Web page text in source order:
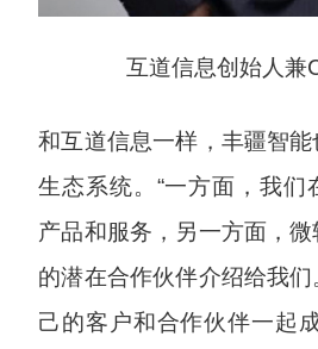
互道信息创始人兼
和互道信息一样，丰疆智
生态系统。“一方面，我们
产品和服务，另一方面，
的潜在合作伙伴介绍给我
己的客户和合作伙伴一起